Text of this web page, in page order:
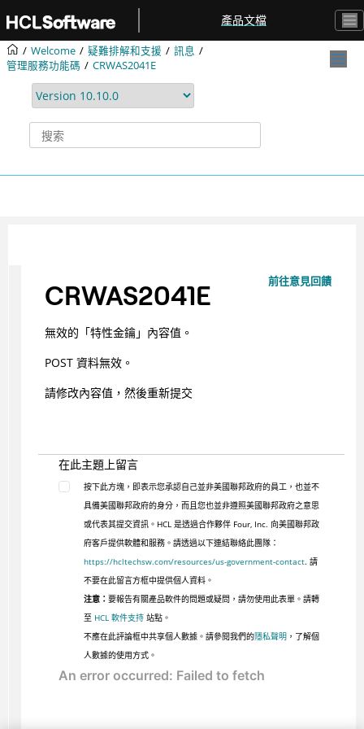
產品文檔
Welcome 疑難排解和支援
訊息
管理服務功能碼
CRWAS2041E
前往意見回饋
CRWAS2041E
無效的「特性金鑰」內容值。
POST 資料無效。
請修改內容值，然後重新提交
在此主題上留言
按下此方塊，即表示您承認自己並非美國聯邦政府的員工，也並不
具備美國聯邦政府的身分，而且您也並非遵照美國聯邦政府之意思
或代表其提交資訊。HCL 是透過合作夥伴 Four, Inc. 向美國聯邦政
府客戶提供軟體和服務。請透過以下連結聯絡此團隊：
https://hcltechsw.com/resources/us-government-contact. 請
不要在此留言方框中提供個人資料。
注意： 要報告有關產品軟件的問題或疑問，請勿使用此表單。請轉
至 HCL 軟件支持站點。
不應在此評論框中共享個人數據。請參閱我們的隱私聲明 ，了解個
人數據的使用方式。